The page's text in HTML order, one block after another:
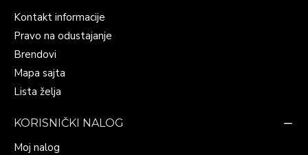
Kontakt informacije
Pravo na odustajanje
Brendovi
Mapa sajta
Lista želja
KORISNIČKI NALOG
Moj nalog